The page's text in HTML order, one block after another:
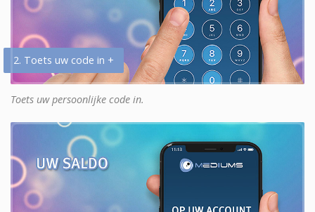
2. Toets uw code in +
Toets uw persoonlijke code in.